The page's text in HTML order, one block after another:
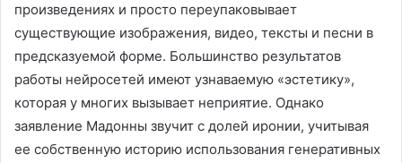
произведениях и просто переупаковывает
существующие изображения, видео, тексты и песни в
предсказуемой форме. Большинство результатов
работы нейросетей имеют узнаваемую «эстетику»,
которая у многих вызывает неприятие. Однако
заявление Мадонны звучит с долей иронии, учитывая
ее собственную историю использования генеративных